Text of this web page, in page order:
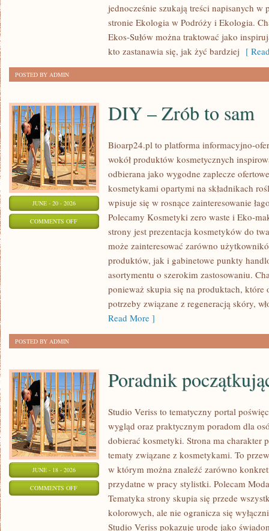
jednocześnie szukają treści napisanych w
stronie Ekologia w Podróży i Ekologia.
Ekos-Sułów można traktować jako
kto zastanawia się, jak żyć bardziej [
POSTED BY ADMIN
JUNE - 20 - 2026
COMMENTS OFFON
DIY – Zrób to sam
Bioarp24.pl to platforma informacyjno-
wokół produktów kosmetycznych
odbierana jako wygodne zaplecze
kosmetykami opartymi na składnikach
wpisuje się w rosnące zainteresowanie
Polecamy Kosmetyki zero waste i Eko-
strony jest prezentacja kosmetyków do
może zainteresować zarówno
produktów, jak i gabinetowe punkty
asortymentu o szerokim zastosowaniu.
ponieważ skupia się na produktach, które
potrzeby związane z regeneracją skóry,
Read More ]
POSTED BY ADMIN
JUNE - 18 - 2026
COMMENTS OFFON
POCZĄTKUJĄCEJ
Poradnik
Studio Veriss to tematyczny portal
wygląd oraz praktycznym poradom dla
dobierać kosmetyki. Strona ma charakter
tematy związane z kosmetykami. To
w którym można znaleźć zarówno
przydatne w pracy stylistki. Polecam
Tematyka strony skupia się przede
kolorowych, ale nie ogranicza się
Studio Veriss pokazuje urodę jako